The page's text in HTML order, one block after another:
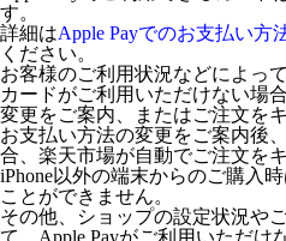
す。
詳細はApple Payでのお支払い方
ください。
お客様のご利用状況などによっ
カードがご利用いただけない場
変更をご案内、またはご注文を
お支払い方法の変更をご案内後
合、楽天市場が自動でご注文を
iPhone以外の端末からのご購入
ことができません。
その他、ショップの設定状況や
て、Apple Payがご利用いただけ